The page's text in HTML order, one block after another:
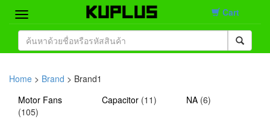
Home
Product
Cart
Home > Brand > Brand1
Motor Fans
(105)
Capacitor (11) NA (6)